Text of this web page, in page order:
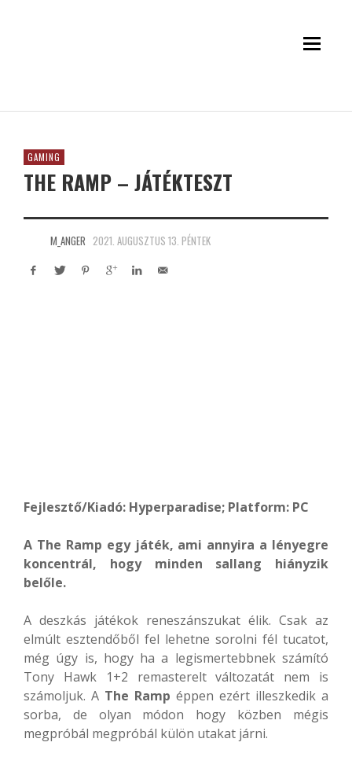
GAMING
THE RAMP – JÁTÉKTESZT
M_ANGER 2021. AUGUSZTUS 13. PÉNTEK
Fejlesztő/Kiadó: Hyperparadise; Platform: PC
A The Ramp egy játék, ami annyira a lényegre
koncentrál, hogy minden sallang hiányzik
belőle.
A deszkás játékok reneszánszukat élik. Csak az
elmúlt esztendőből fel lehetne sorolni fél tucatot,
még úgy is, hogy ha a legismertebbnek számító
Tony Hawk 1+2 remasterelt változatát nem is
számoljuk. A The Ramp éppen ezért illeszkedik a
sorba, de olyan módon hogy közben mégis
megpróbál megpróbál külön utakat járni.